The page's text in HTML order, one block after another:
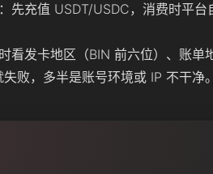
：先充值 USDT/USDC，消费时平
看发卡地区（BIN 前六位）、账
败，多半是账号环境或 IP 不干净。